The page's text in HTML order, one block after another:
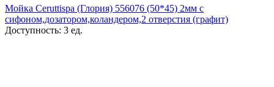
Мойка Ceruttispa (Глория) 556076 (50*45) 2мм с
сифоном,дозатором,коландером,2 отверстия (графит)
Доступность: 3 ед.